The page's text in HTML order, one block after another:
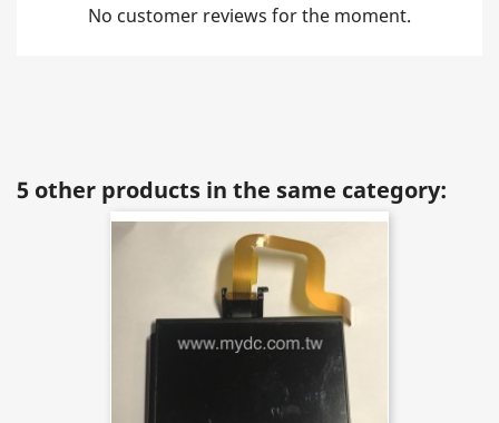
No customer reviews for the moment.
5 other products in the same category: